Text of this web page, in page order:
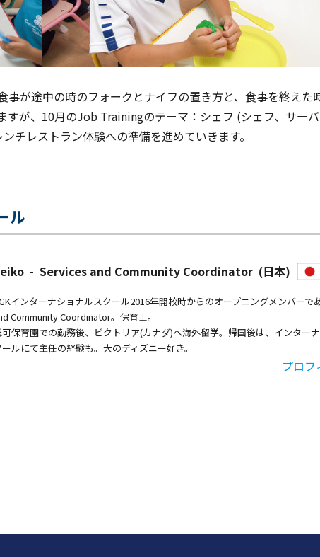
が途中の時のフォークとナイフの置き方と、食事を終え
が、10月のJob Trainingのテーマ：シェフ (シェフ、サー
チレストラン体験への準備を進めていきます。
ル
- Services and Community Coordinator (日本)
インターナショナルスクール2016年開校時からのオープニングメンバーで
Community Coordinator。保育士。
保育園での勤務後、ビクトリア(カナダ)へ海外留学。帰国後は、インター
ールにて主任の経験も。大のディズニー好き。
プロ